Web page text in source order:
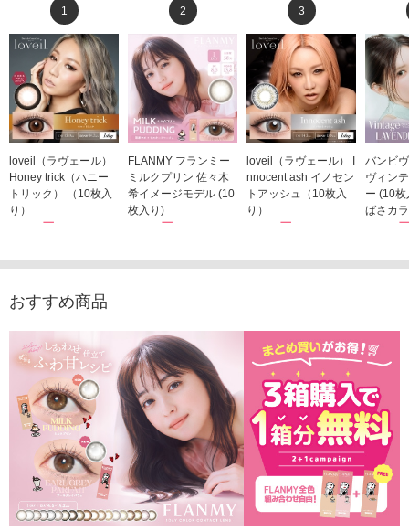
1
loveil（ラヴェール）
Honey trick（ハニー
トリック） （10枚入
り）
1,760円
2
FLANMY フランミー
ミルクプリン 佐々木
希イメージモデル (10
枚入り)
1,815円
3
loveil（ラヴェール） I
nnocent ash イノセン
トアッシュ（10枚入
り）
1,760円
バンビ
ヴィン
ー (10
ばさカ
1,848
おすすめ商品